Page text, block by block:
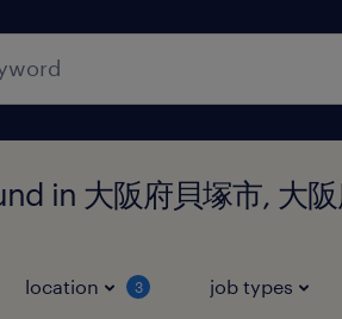
in 大阪府貝塚市, 大
location 3 job types